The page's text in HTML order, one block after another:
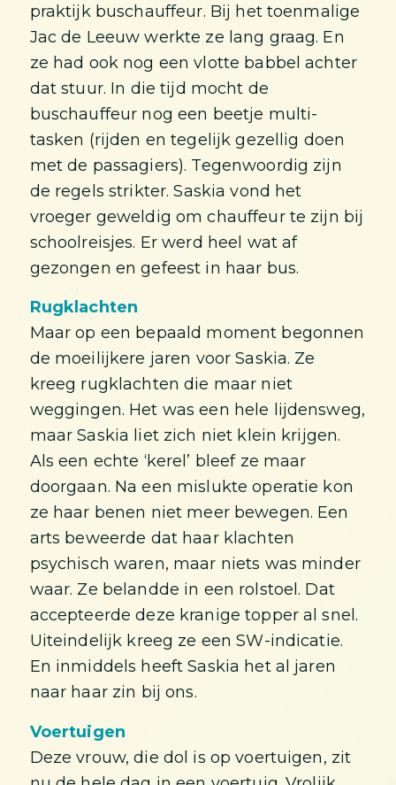
praktijk buschauffeur. Bij het toenmalige
Jac de Leeuw werkte ze lang graag. En
ze had ook nog een vlotte babbel achter
dat stuur. In die tijd mocht de
buschauffeur nog een beetje multi-
tasken (rijden en tegelijk gezellig doen
met de passagiers). Tegenwoordig zijn
de regels strikter. Saskia vond het
vroeger geweldig om chauffeur te zijn bij
schoolreisjes. Er werd heel wat af
gezongen en gefeest in haar bus.
Rugklachten
Maar op een bepaald moment begonnen
de moeilijkere jaren voor Saskia. Ze
kreeg rugklachten die maar niet
weggingen. Het was een hele lijdensweg,
maar Saskia liet zich niet klein krijgen.
Als een echte ‘kerel’ bleef ze maar
doorgaan. Na een mislukte operatie kon
ze haar benen niet meer bewegen. Een
arts beweerde dat haar klachten
psychisch waren, maar niets was minder
waar. Ze belandde in een rolstoel. Dat
accepteerde deze kranige topper al snel.
Uiteindelijk kreeg ze een SW-indicatie.
En inmiddels heeft Saskia het al jaren
naar haar zin bij ons.
Voertuigen
Deze vrouw, die dol is op voertuigen, zit